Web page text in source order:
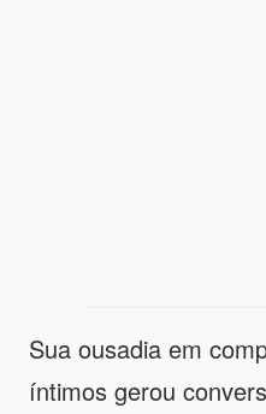
Sua ousadia em
íntimos gerou